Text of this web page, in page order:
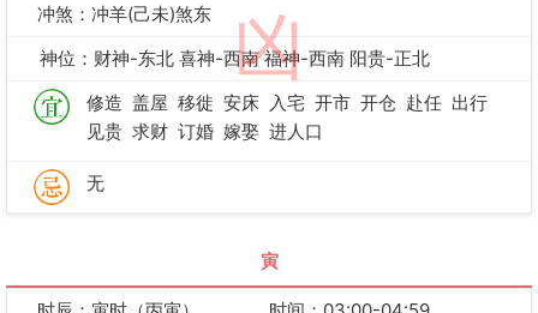
凶
冲煞：冲羊(己未)煞东
神位：财神-东北 喜神-西南 福神-西南 阳贵-正北
修造 盖屋 移徙 安床 入宅 开市 开仓 赴任 出行
见贵 求财 订婚 嫁娶 进人口
无
寅